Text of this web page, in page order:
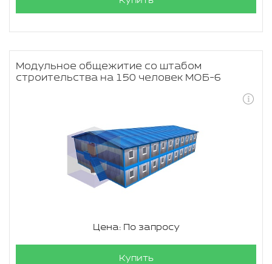
Модульное общежитие со штабом
строительства на 150 человек МОБ-6
Цена: По запросу
Купить